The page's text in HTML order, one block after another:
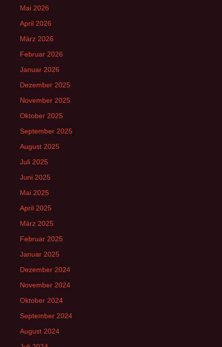
Mai 2026
April 2026
März 2026
Februar 2026
Januar 2026
Dezember 2025
November 2025
Oktober 2025
September 2025
August 2025
Juli 2025
Juni 2025
Mai 2025
April 2025
März 2025
Februar 2025
Januar 2025
Dezember 2024
November 2024
Oktober 2024
September 2024
August 2024